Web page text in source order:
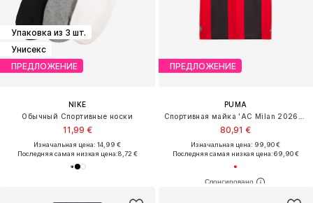
Упаковка из 3 шт.
Унисекс
ПРЕДЛОЖЕНИЕ
NIKE
Обычный Спортивные носки
11,99 €
Изначальная цена: 14,99 €
Последняя самая низкая цена:8,72 €
ПРЕДЛОЖЕНИЕ
PUMA
80,91 €
Изначальная цена: 99,90 €
Последняя самая низкая цена:69,90 €